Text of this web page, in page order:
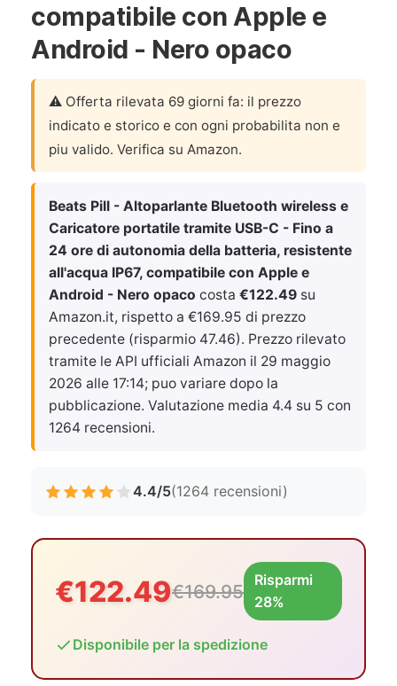
compatibile con Apple e
Android - Nero opaco
⚠️ Offerta rilevata 69 giorni fa: il prezzo
indicato e storico e con ogni probabilita non e
piu valido. Verifica su Amazon.
Beats Pill - Altoparlante Bluetooth wireless e
Caricatore portatile tramite USB-C - Fino a
24 ore di autonomia della batteria, resistente
all'acqua IP67, compatibile con Apple e
Android - Nero opaco costa €122.49 su
Amazon.it, rispetto a €169.95 di prezzo
precedente (risparmio 47.46). Prezzo rilevato
tramite le API ufficiali Amazon il 29 maggio
2026 alle 17:14; puo variare dopo la
pubblicazione. Valutazione media 4.4 su 5 con
1264 recensioni.
4.4/5(1264 recensioni)
€122.49€169.95
Risparmi
28%
Disponibile per la spedizione